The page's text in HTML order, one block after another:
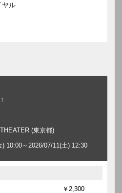
ヤル
(東京都)
10:00～2026/07/11(土) 12:30
￥2,300